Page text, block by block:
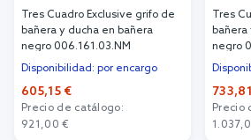
Tres Cuadro Exclusive grifo de
bañera y ducha en bañera
negro 006.161.03.NM
Disponibilidad: por encargo
605,15 €
Precio de catálogo:
921,00 €
Tres
bañera
negro
Precio